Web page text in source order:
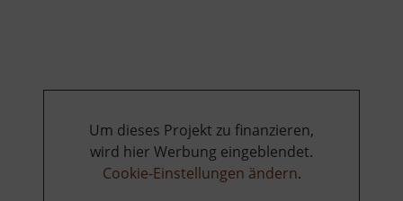
Um dieses Projekt zu finanzieren,
wird hier Werbung eingeblendet.
Cookie-Einstellungen ändern.